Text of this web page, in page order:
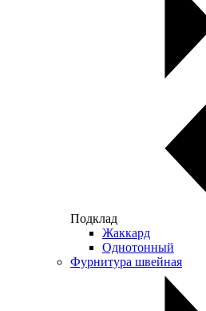
Подклад
Жаккард
Однотонный
Фурнитура швейная